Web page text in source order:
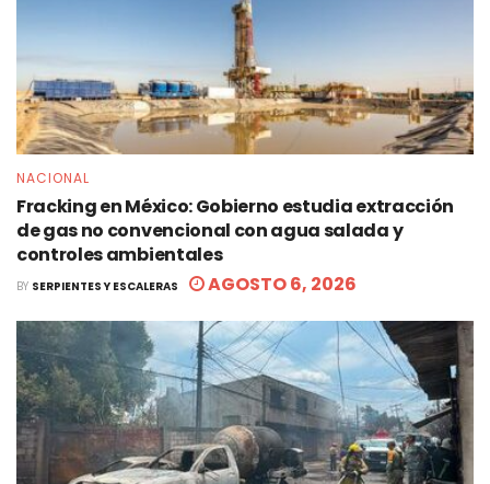
NACIONAL
Fracking en México: Gobierno estudia extracción
de gas no convencional con agua salada y
controles ambientales
BY SERPIENTES Y ESCALERAS AGOSTO 6, 2026